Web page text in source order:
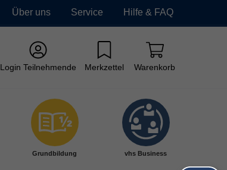
Über uns Service Hilfe & FAQ
Login Teilnehmende Merkzettel Warenkorb
Grundbildung vhs Business